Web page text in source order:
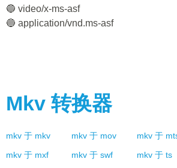
🔵 video/x-ms-asf
🔵 application/vnd.ms-asf
Mkv 转换器
mkv 于 mkv mkv 于 mov mkv 于
mkv 于 mxf mkv 于 swf mkv 于 ts